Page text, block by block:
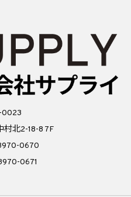
0023
村北2-18-8 7F
0670
0671